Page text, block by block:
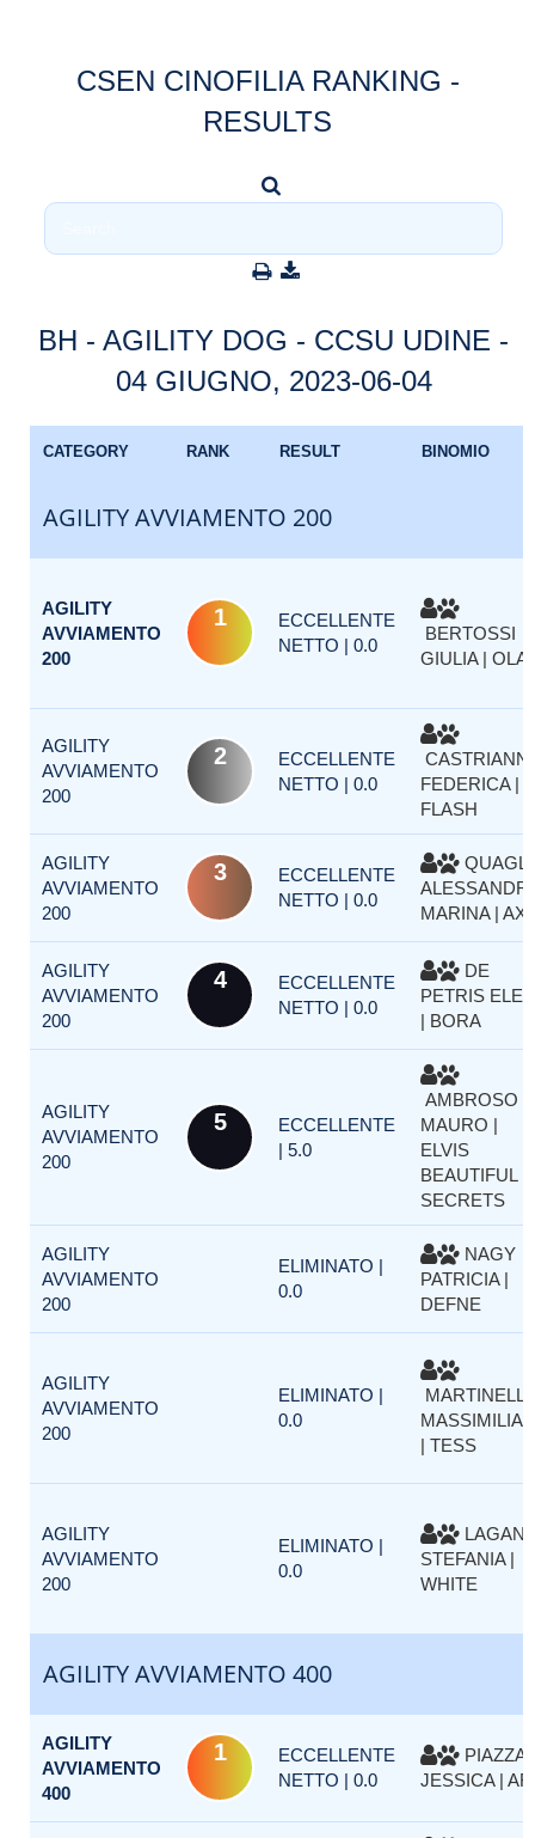
CSEN CINOFILIA RANKING -
RESULTS
BH - AGILITY DOG - CCSU UDINE -
04 GIUGNO, 2023-06-04
CATEGORY RANK RESULT BINOMIO
AGILITY AVVIAMENTO 200
AGILITY
AVVIAMENTO
200
1
ECCELLENTE
NETTO | 0.0
BERTOSSI
GIULIA |
AGILITY
AVVIAMENTO
200
2
ECCELLENTE
NETTO | 0.0
CASTRIANNI
FEDERICA |
FLASH
AGILITY
AVVIAMENTO
200
3
ECCELLENTE
NETTO | 0.0
MARINA |
AGILITY
AVVIAMENTO
200
4
ECCELLENTE
NETTO | 0.0
DE
PETRIS
| BORA
AGILITY
AVVIAMENTO
200
5
ECCELLENTE
| 5.0
AMBROSO
MAURO |
ELVIS
BEAUTIFUL
SECRETS
AGILITY
AVVIAMENTO
200
ELIMINATO |
0.0
NAGY
PATRICIA |
DEFNE
AGILITY
AVVIAMENTO
200
ELIMINATO |
0.0
| TESS
AGILITY
AVVIAMENTO
200
ELIMINATO |
0.0
STEFANIA |
WHITE
AGILITY AVVIAMENTO 400
AGILITY
AVVIAMENTO
400
1
ECCELLENTE
NETTO | 0.0
PIAZZA
JESSICA |